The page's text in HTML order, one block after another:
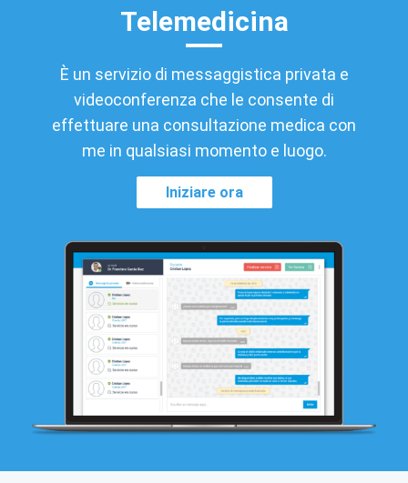
Telemedicina
È un servizio di messaggistica privata e
videoconferenza che le consente di
effettuare una consultazione medica con
me in qualsiasi momento e luogo.
Iniziare ora